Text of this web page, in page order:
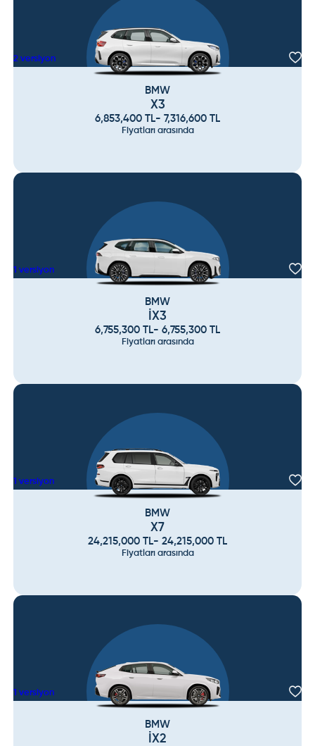
2 versiyon
BMW
X3
6,853,400 TL- 7,316,600 TL
Fiyatları arasında
1 versiyon
BMW
İX3
6,755,300 TL- 6,755,300 TL
Fiyatları arasında
1 versiyon
BMW
X7
24,215,000 TL- 24,215,000 TL
Fiyatları arasında
1 versiyon
BMW
İX2